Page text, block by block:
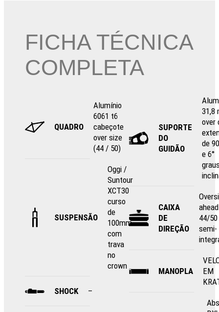
FICHA TÉCNICA
COMPLETA
QUADRO
Alumínio
6061 t6
cabeçote
over size
(44 / 50)
SUSPENSÃO
Oggi /
Suntour
XCT30
curso
de
100mm
com
trava
no
crown
SHOCK –
SUPORTE
DO
GUIDÃO
31,8
over
de
e 6°
CAIXA
DE
DIREÇÃO
ahead
44/50
semi-
MANOPLA
EM